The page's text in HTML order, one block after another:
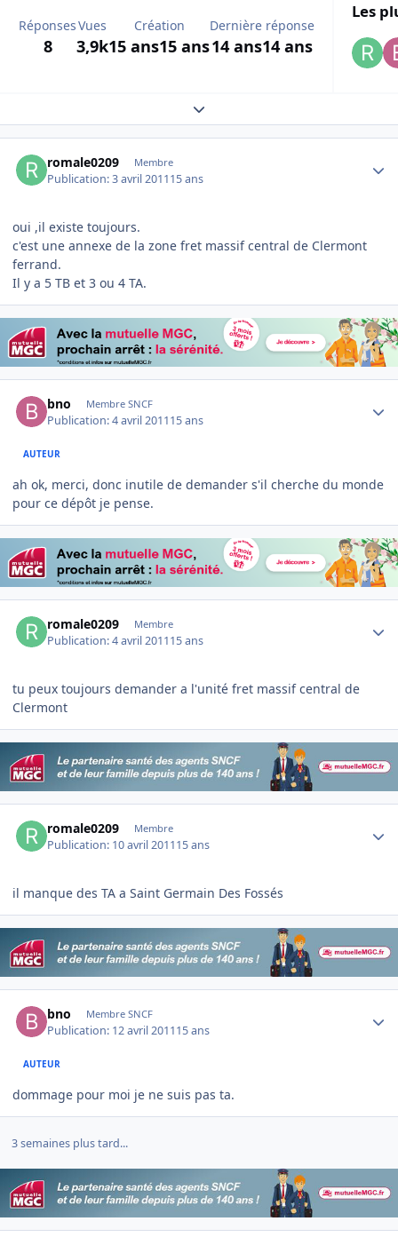
Réponses
8
Vues
3,9k
Création
15 ans15 ans
Dernière réponse
14 ans14 ans
Les
Expand topic overview
romale0209 Membre
Publication:3 avril 201115 ans
oui ,il existe toujours.
c'est une annexe de la zone fret massif central de Clermont
ferrand.
Il y a 5 TB et 3 ou 4 TA.
bno Membre SNCF
Publication:4 avril 201115 ans
AUTEUR
ah ok, merci, donc inutile de demander s'il cherche du monde
pour ce dépôt je pense.
romale0209 Membre
Publication:4 avril 201115 ans
tu peux toujours demander a l'unité fret massif central de
Clermont
romale0209 Membre
Publication: 10 avril 201115 ans
il manque des TA a Saint Germain Des Fossés
bno Membre SNCF
Publication: 12 avril 201115 ans
AUTEUR
dommage pour moi je ne suis pas ta.
3 semaines plus tard...